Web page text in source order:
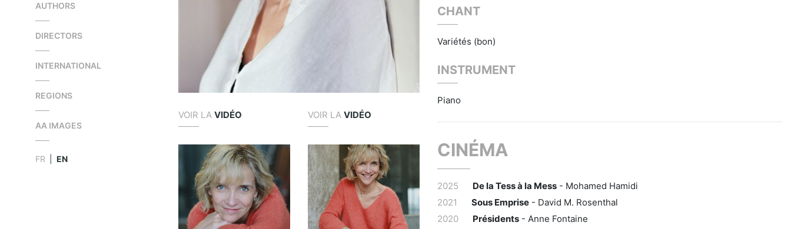
AUTHORS
DIRECTORS
INTERNATIONAL
REGIONS
AA IMAGES
FR EN
VOIR LA VIDÉO VOIR LA VIDÉO
CHANT
Variétés (bon)
INSTRUMENT
Piano
CINÉMA
2025 De la Tess à la Mess - Mohamed Hamidi
2021
Sous Emprise - David M. Rosenthal
2020
Présidents - Anne Fontaine